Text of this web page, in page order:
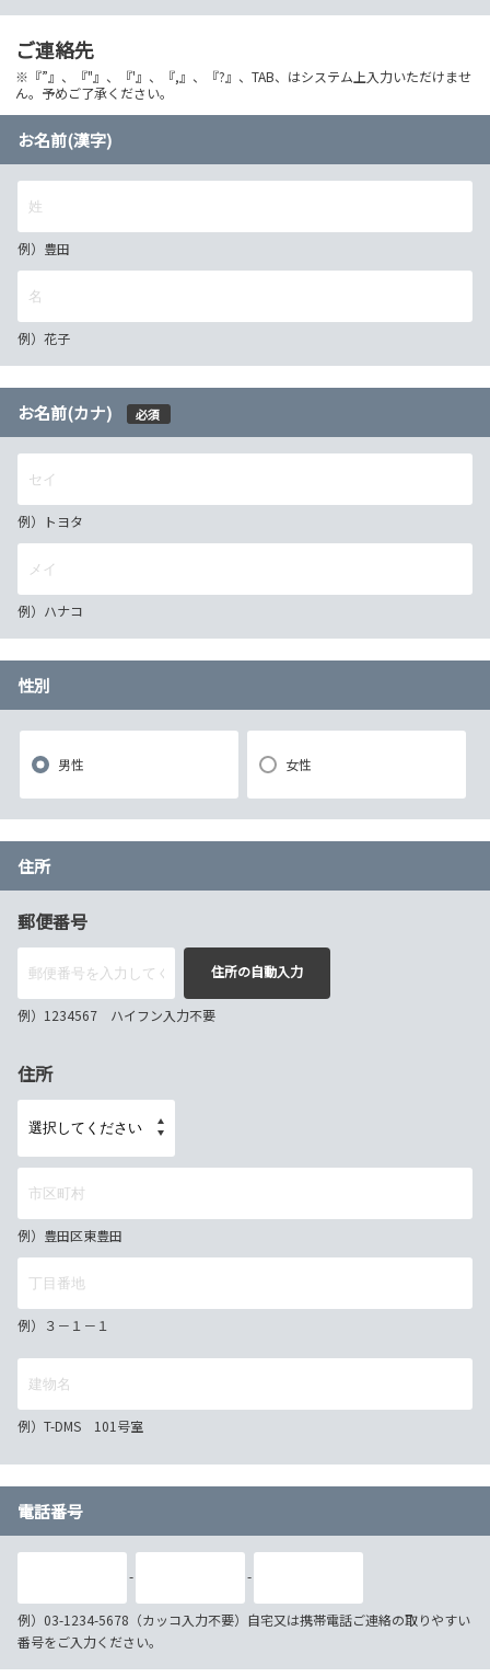
ご連絡先
※『”』、『"』、『'』、『,』、『?』、TAB、はシステム上入力いただけませ
ん。予めご了承ください。
お名前(漢字)
例）豊田
例）花子
お名前(カナ) 必須
例）トヨタ
例）ハナコ
性別
男性 女性
住所
郵便番号
住所の自動入力
例）1234567 ハイフン入力不要
住所
例）豊田区東豊田
例）３－１－１
例）T-DMS 101号室
電話番号
- -
例）03-1234-5678（カッコ入力不要）自宅又は携帯電話ご連絡の取りやすい
番号をご入力ください。